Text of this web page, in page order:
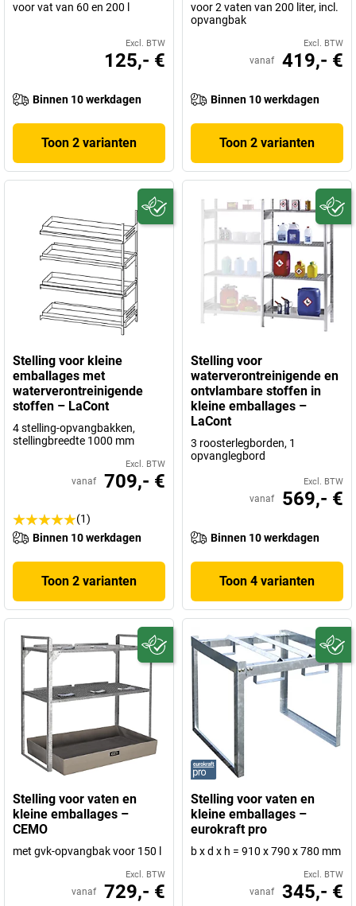
voor vat van 60 en 200 l
Excl. BTW
125,- €
Binnen 10 werkdagen
Toon 2 varianten
voor 2 vaten van 200 liter, incl.
opvangbak
Excl. BTW
vanaf 419,- €
Binnen 10 werkdagen
Toon 2 varianten
Stelling voor kleine
emballages met
waterverontreinigende
stoffen – LaCont
4 stelling-opvangbakken,
stellingbreedte 1000 mm
Excl. BTW
vanaf 709,- €
(1)
Binnen 10 werkdagen
Toon 2 varianten
Stelling voor
waterverontreinigende en
ontvlambare stoffen in
kleine emballages –
LaCont
3 roosterlegborden, 1
opvanglegbord
Excl. BTW
vanaf 569,- €
Binnen 10 werkdagen
Toon 4 varianten
Stelling voor vaten en
kleine emballages –
CEMO
met gvk-opvangbak voor 150 l
Excl. BTW
vanaf 729,- €
Stelling voor vaten en
kleine emballages –
eurokraft pro
b x d x h = 910 x 790 x 780 mm
Excl. BTW
vanaf 345,- €